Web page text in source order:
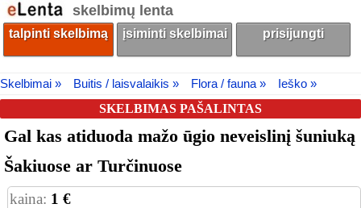
skelbimų lenta
talpinti skelbimą įsiminti skelbimai prisijungti
Skelbimai » Buitis / laisvalaikis » Flora / fauna »
Ieško »
SKELBIMAS PAŠALINTAS
Gal kas atiduoda mažo ūgio neveislinį šuniuką
Šakiuose ar Turčinuose
kaina: 1 €